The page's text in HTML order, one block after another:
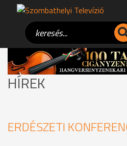
HÍREK
ERDÉSZETI